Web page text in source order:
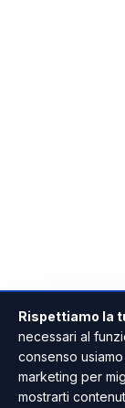
Rispettiamo la
necessari al
consenso
marketing per
mostrarti